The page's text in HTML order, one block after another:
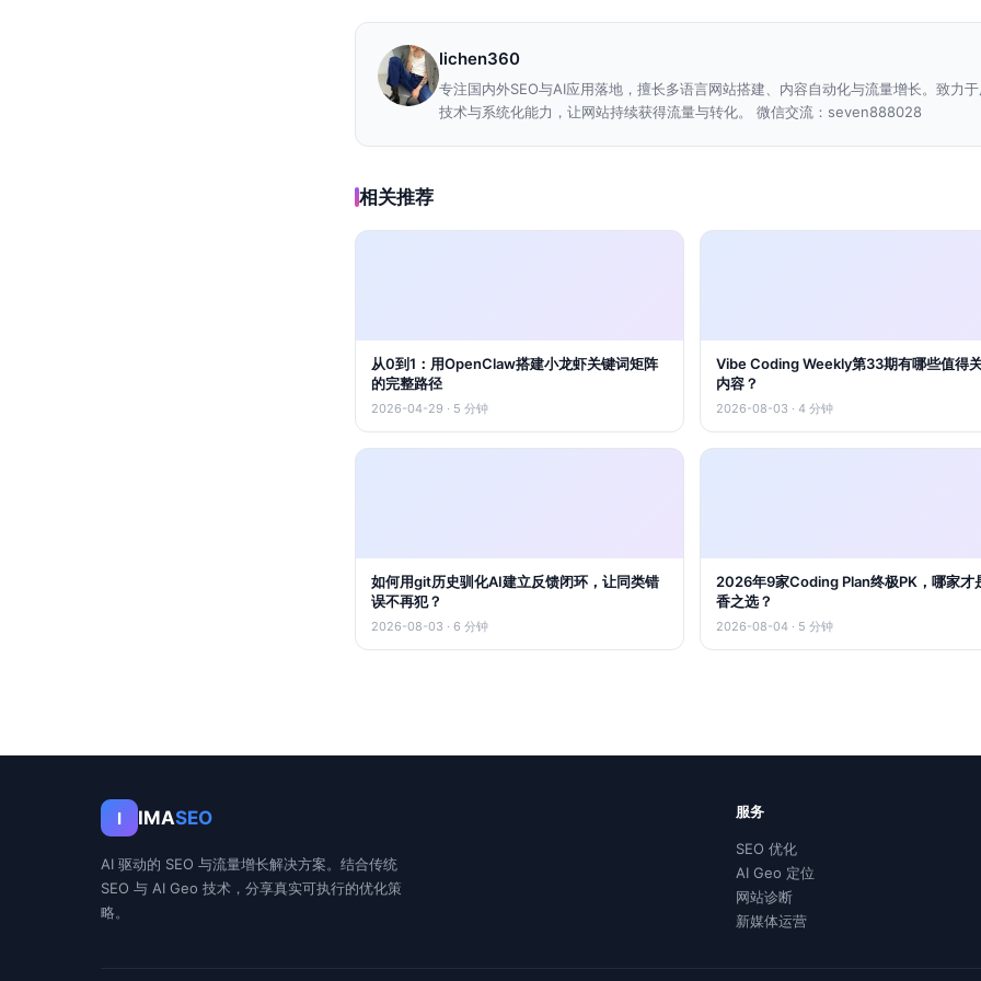
lichen360
专注国内外SEO与AI应用落地，擅长多语言网站搭建、内容自动化与流量增长。致力于
技术与系统化能力，让网站持续获得流量与转化。 微信交流：seven888028
相关推荐
从0到1：用OpenClaw搭建小龙虾关键词矩阵
的完整路径
2026-04-29 · 5 分钟
Vibe Coding Weekly第33期有哪些值得
内容？
2026-08-03 · 4 分钟
如何用git历史驯化AI建立反馈闭环，让同类错
误不再犯？
2026-08-03 · 6 分钟
2026年9家Coding Plan终极PK，哪家才
香之选？
2026-08-04 · 5 分钟
I IMASEO
AI 驱动的 SEO 与流量增长解决方案。结合传统
SEO 与 AI Geo 技术，分享真实可执行的优化策
略。
服务
SEO 优化
AI Geo 定位
网站诊断
新媒体运营